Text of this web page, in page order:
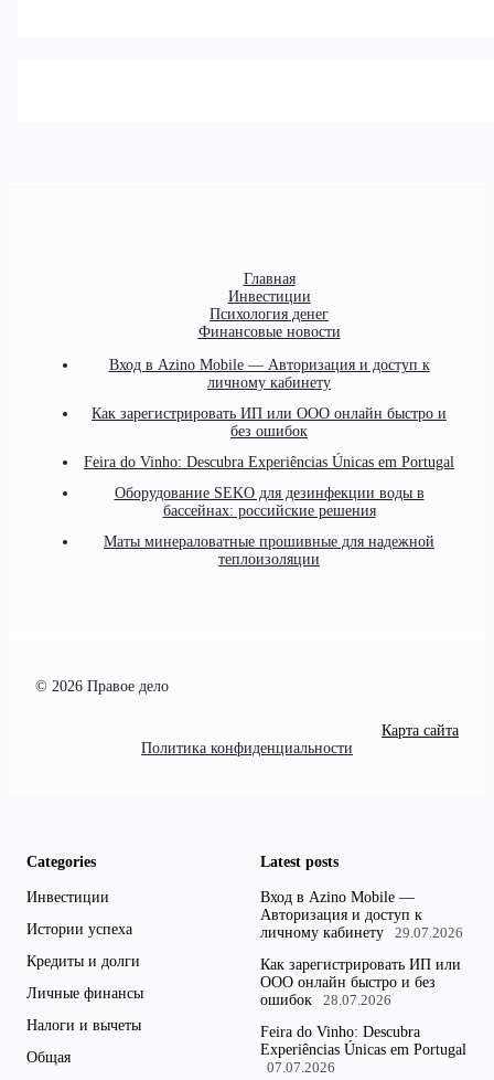
Главная
Инвестиции
Психология денег
Финансовые новости
Вход в Azino Mobile — Авторизация и доступ к
личному кабинету
Как зарегистрировать ИП или ООО онлайн быстро и
без ошибок
Feira do Vinho: Descubra Experiências Únicas em Portugal
Оборудование SEKO для дезинфекции воды в
бассейнах: российские решения
Маты минераловатные прошивные для надежной
теплоизоляции
© 2026 Правое дело
Карта сайта
Политика конфиденциальности
Categories
Инвестиции
Истории успеха
Кредиты и долги
Личные финансы
Налоги и вычеты
Общая
Latest posts
Вход в Azino Mobile —
Авторизация и доступ к
личному кабинету
29.07.2026
Как зарегистрировать ИП или
ООО онлайн быстро и без
ошибок
28.07.2026
Feira do Vinho: Descubra
Experiências Únicas em Portugal
07.07.2026